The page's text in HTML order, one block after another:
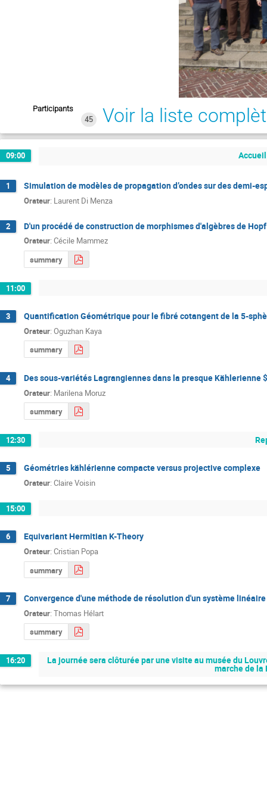
Participants
45
Voir la liste
09:00
1 Simulation de modèles de propagation d’ondes sur des demi-
Orateur: Laurent Di Menza
2 D'un procédé de construction de morphismes d'algèbres de Hopf
Orateur: Cécile Mammez
summary
11:00
3 Quantification Géométrique pour le fibré cotangent de la 5-
Orateur: Oguzhan Kaya
summary
4 Des sous-variétés Lagrangiennes dans la presque
Orateur: Marilena Moruz
summary
12:30
5 Géométries kählérienne compacte versus projective complexe
Orateur: Claire Voisin
15:00
6 Equivariant Hermitian K-Theory
Orateur: Cristian Popa
summary
7 Convergence d'une méthode de résolution d'un système linéaire
Orateur: Thomas Hélart
summary
16:20 La journée sera clôturée par une visite au musée du
marche de la